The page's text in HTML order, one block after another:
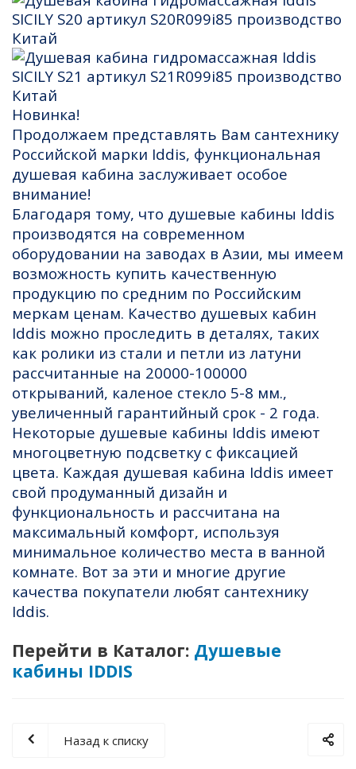
Новинка!
Продолжаем представлять Вам сантехнику
Российской марки Iddis, функциональная
душевая кабина заслуживает особое
внимание!
Благодаря тому, что душевые кабины Iddis
производятся на современном
оборудовании на заводах в Азии, мы имеем
возможность купить качественную
продукцию по средним по Российским
меркам ценам. Качество душевых кабин
Iddis можно проследить в деталях, таких
как ролики из стали и петли из латуни
рассчитанные на 20000-100000
открываний, каленое стекло 5-8 мм.,
увеличенный гарантийный срок - 2 года.
Некоторые душевые кабины Iddis имеют
многоцветную подсветку с фиксацией
цвета. Каждая душевая кабина Iddis имеет
свой продуманный дизайн и
функциональность и рассчитана на
максимальный комфорт, используя
минимальное количество места в ванной
комнате. Вот за эти и многие другие
качества покупатели любят сантехнику
Iddis.
Перейти в Каталог: Душевые
кабины IDDIS
Назад к списку